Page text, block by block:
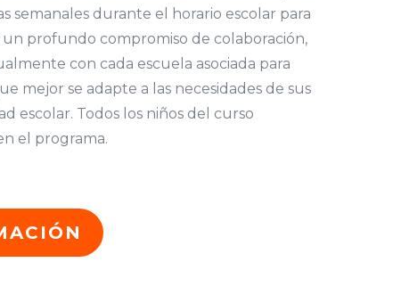
semanales durante el horario escolar para
un profundo compromiso de colaboración,
con cada escuela asociada para
mejor se adapte a las necesidades de sus
escolar. Todos los niños del curso
el programa.